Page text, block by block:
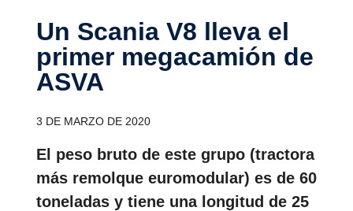
Un Scania V8 lleva el
primer megaca­mión de
ASVA
3 DE MARZO DE 2020
El peso bruto de este grupo (tractora
más remolque euromodular) es de 60
toneladas y tiene una longitud de 25